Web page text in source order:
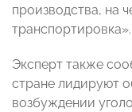
производства, на
транспортировка».
Эксперт также
стране лидируют
возбуждении